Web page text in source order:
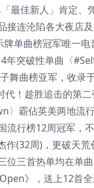
最佳新人」肯定
接连沦陷各大夜店
单曲榜冠军唯一
突破性单曲〈
舞曲榜亚军，收录
！趁胜追击的第
〉霸佔英美两地流
流行榜12周冠军
作(32周)，更破天
三首热单均在单曲
》，送上12首